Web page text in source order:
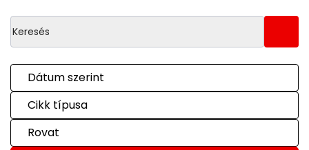
Dátum szerint
Cikk típusa
Rovat